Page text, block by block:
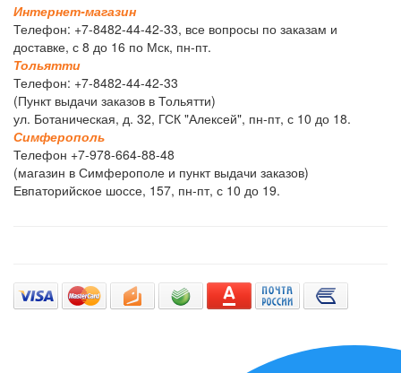
Интернет-магазин
Телефон: +7-8482-44-42-33, все вопросы по заказам и
доставке, с 8 до 16 по Мск, пн-пт.
Тольятти
Телефон: +7-8482-44-42-33
(Пункт выдачи заказов в Тольятти)
ул. Ботаническая, д. 32, ГСК "Алексей", пн-пт, с 10 до 18.
Симферополь
Телефон +7-978-664-88-48
(магазин в Симферополе и пункт выдачи заказов)
Евпаторийское шоссе, 157, пн-пт, с 10 до 19.